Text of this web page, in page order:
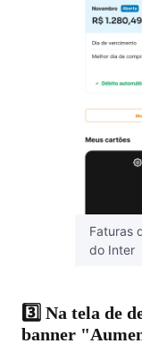
Faturas
do Inter
3️⃣ Na tela de
banner